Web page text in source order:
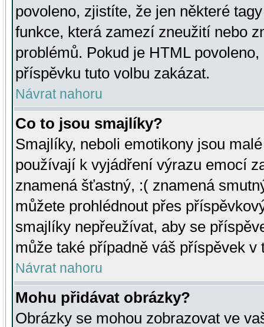
povoleno, zjistíte, že jen některé
funkce, která zamezí zneužití nebo
problémů. Pokud je HTML
příspěvku tuto volbu zakázat.
Návrat nahoru
Co to jsou smajlíky?
Smajlíky, neboli emotikony jsou
používají k vyjádření výrazu emocí
znamená šťastný, :( znamená
můžete prohlédnout přes
smajlíky nepřeužívat, aby se
může také případně váš příspěvek v
Návrat nahoru
Mohu přidávat obrázky?
Obrázky se mohou zobrazovat ve